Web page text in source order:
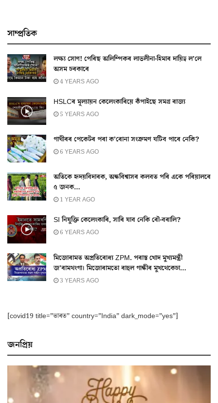
সাম্প্ৰতিক
লক্ষ্য সোণ! পেৰিছ অলিম্পিকৰ লাভলীনা-হিমাৰ দায়িত্ব ল’লে
অসম চৰকাৰে
4 YEARS AGO
HSLCৰ মূল্যায়ন কেলেংকাৰিয়ে কঁপাইছে সমগ্ৰ ৰাজ্য
5 YEARS AGO
গাখীৰৰ পেকেটৰ পৰা ক’ৰোনা সংক্ৰমণ ঘটিব পাৰে নেকি?
6 YEARS AGO
অতিকে হৃদয়বিদাৰক, অন্ধবিশ্বাসৰ কলবত পৰি একে পৰিয়ালৰে
৫ জনক…
1 YEAR AGO
SI নিযুক্তি কেলেংকাৰি, সাৰি যাব নেকি ৰৌ-বৰালি?
6 YEARS AGO
মিজোৰামত অপ্ৰতিৰোধ্য ZPM. পৰাস্ত খোদ মুখ্যমন্ত্ৰী
জ’ৰামথংগা। মিজোৰামতো ৰাহুল গান্ধীৰ মুখথেকেচা…
3 YEARS AGO
[covid19 title=”ভাৰত” country=”India” dark_mode=”yes”]
জনপ্ৰিয়